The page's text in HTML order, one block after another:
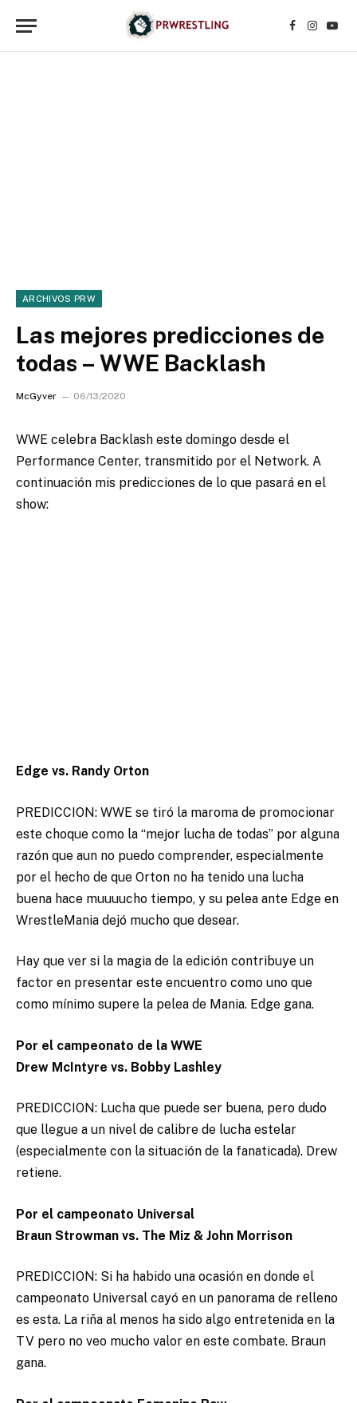
Facebook
ARCHIVOS PRW
Las mejores predicciones de
todas – WWE Backlash
McGyver 06/13/2020
WWE celebra Backlash este domingo desde el
Performance Center, transmitido por el Network. A
continuación mis predicciones de lo que pasará en el
show:
Edge vs. Randy Orton
PREDICCION: WWE se tiró la maroma de promocionar
este choque como la “mejor lucha de todas” por alguna
razón que aun no puedo comprender, especialmente
por el hecho de que Orton no ha tenido una lucha
buena hace muuuucho tiempo, y su pelea ante Edge en
WrestleMania dejó mucho que desear.
Hay que ver si la magia de la edición contribuye un
factor en presentar este encuentro como uno que
como mínimo supere la pelea de Mania. Edge gana.
Por el campeonato de la WWE
Drew McIntyre vs. Bobby Lashley
PREDICCION: Lucha que puede ser buena, pero dudo
que llegue a un nivel de calibre de lucha estelar
(especialmente con la situación de la fanaticada). Drew
retiene.
Por el campeonato Universal
Braun Strowman vs. The Miz & John Morrison
PREDICCION: Si ha habido una ocasión en donde el
campeonato Universal cayó en un panorama de relleno
es esta. La riña al menos ha sido algo entretenida en la
TV pero no veo mucho valor en este combate. Braun
gana.